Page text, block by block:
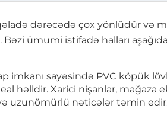
dərəcədə çox yönlüdür və
ümumi istifadə halları
imkanı sayəsində PVC köpük
həlldir. Xarici nişanlar, mağaza
uzunömürlü nəticələr təmin